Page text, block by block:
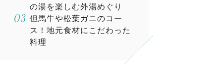
の湯を楽しむ外湯めぐり
但馬牛や松葉ガニのコー
ス！地元食材にこだわった
料理